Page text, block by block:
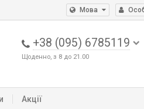
Мова
+38 (095) 6785119
Щоденно, з 8 до 21.00
Акції